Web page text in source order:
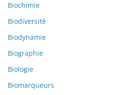
Biochimie
Biodiversité
Biodynamie
Biographie
Biologie
Biomarqueurs